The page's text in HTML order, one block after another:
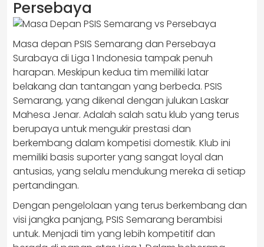
Persebaya
Masa depan PSIS Semarang dan Persebaya
Surabaya di Liga 1 Indonesia tampak penuh
harapan. Meskipun kedua tim memiliki latar
belakang dan tantangan yang berbeda. PSIS
Semarang, yang dikenal dengan julukan Laskar
Mahesa Jenar. Adalah salah satu klub yang terus
berupaya untuk mengukir prestasi dan
berkembang dalam kompetisi domestik. Klub ini
memiliki basis suporter yang sangat loyal dan
antusias, yang selalu mendukung mereka di setiap
pertandingan.
Dengan pengelolaan yang terus berkembang dan
visi jangka panjang, PSIS Semarang berambisi
untuk. Menjadi tim yang lebih kompetitif dan